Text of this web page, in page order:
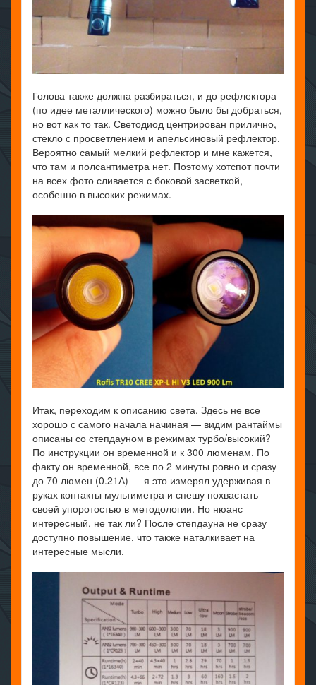
Голова также должна разбираться, и до рефлектора
(по идее металлического) можно было бы добраться,
но вот как то так. Светодиод центрирован прилично,
стекло с просветлением и апельсиновый рефлектор.
Вероятно самый мелкий рефлектор и мне кажется,
что там и полсантиметра нет. Поэтому хотспот почти
на всех фото сливается с боковой засветкой,
особенно в высоких режимах.
Итак, переходим к описанию света. Здесь не все
хорошо с самого начала начиная — видим рантаймы
описаны со степдауном в режимах турбо/высокий?
По инструкции он временной и к 300 люменам. По
факту он временной, все по 2 минуты ровно и сразу
до 70 люмен (0.21А) — я это измерял удерживая в
руках контакты мультиметра и спешу похвастать
своей упоротостью в методологии. Но нюанс
интересный, не так ли? После степдауна не сразу
доступно повышение, что также наталкивает на
интересные мысли.